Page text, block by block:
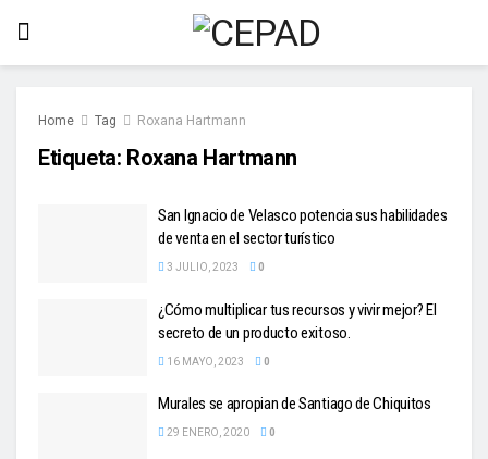
Home Tag Roxana Hartmann
Etiqueta: Roxana Hartmann
San Ignacio de Velasco potencia sus habilidades
de venta en el sector turístico
3 JULIO, 2023 0
¿Cómo multiplicar tus recursos y vivir mejor? El
secreto de un producto exitoso.
16 MAYO, 2023 0
Murales se apropian de Santiago de Chiquitos
29 ENERO, 2020 0